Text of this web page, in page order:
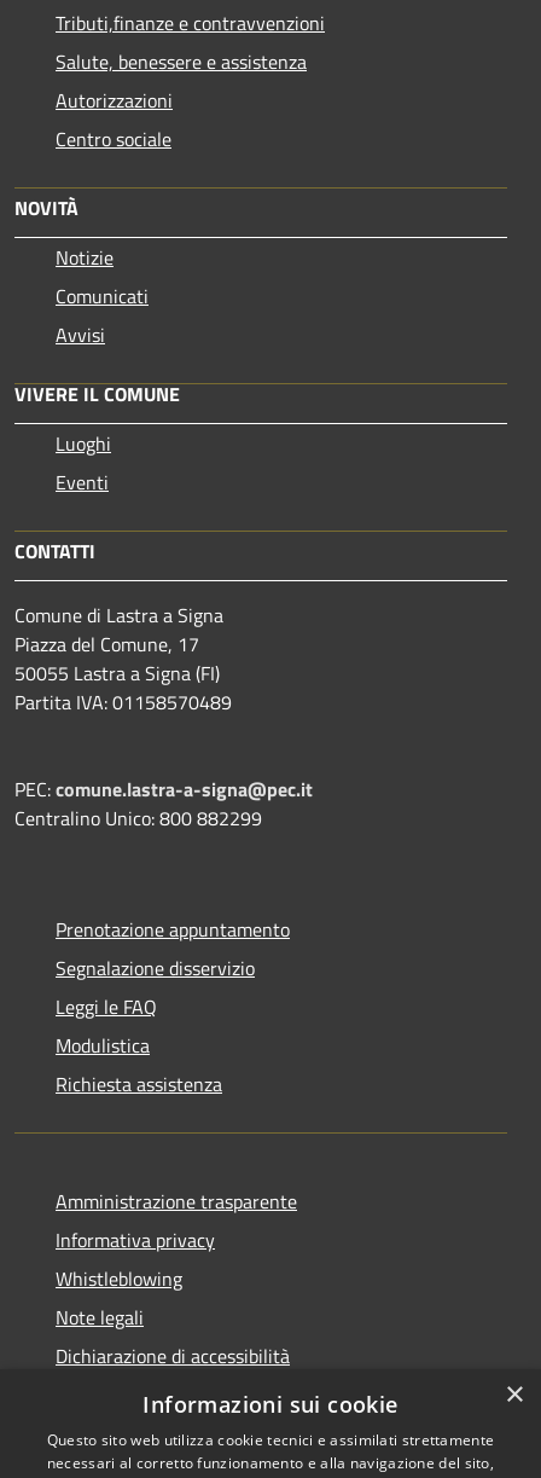
Tributi,finanze e contravvenzioni
Salute, benessere e assistenza
Autorizzazioni
Centro sociale
NOVITÀ
Notizie
Comunicati
Avvisi
VIVERE IL COMUNE
Luoghi
Eventi
CONTATTI
Comune di Lastra a Signa
Piazza del Comune, 17
50055 Lastra a Signa (FI)
Partita IVA: 01158570489
PEC:comune.lastra-a-signa@pec.it
Centralino Unico: 800 882299
Prenotazione appuntamento
Segnalazione disservizio
Leggi le FAQ
Modulistica
Richiesta assistenza
Amministrazione trasparente
Informativa privacy
Whistleblowing
Note legali
Dichiarazione di accessibilità
Piano di miglioramento
×
Informazioni sui cookie
Questo sito web utilizza cookie tecnici e assimilati strettamente
necessari al corretto funzionamento e alla navigazione del sito,